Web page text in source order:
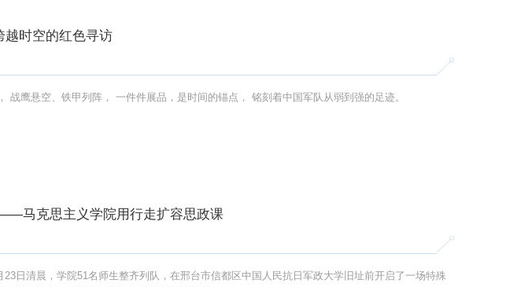
时空的红色寻访
走进中国人民革命军事博物馆， 历史在兵器与勋章间低语， 战鹰悬空、铁甲列阵， 一件件展品，是时间的锚点， 铭刻着中国军队从弱到强的足迹。
马克思主义学院用行走扩容思政课
日清晨，学院51名师生整齐列队，在邢台市信都区中国人民抗日军政大学旧址前开启了一场特殊